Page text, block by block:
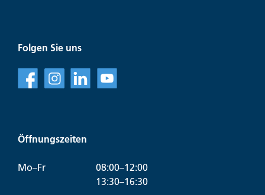
Folgen Sie uns
f l v
Öffnungszeiten
Mo–Fr
08:00–12:00
13:30–16:30